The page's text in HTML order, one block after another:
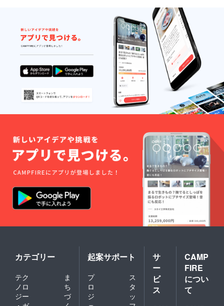
どうぞ応援
のほど、よ
ろしくお願
いいたしま
す。
届けさ
せてい
ただき
ます。
※希望日
などが
ありま
した
ら、備
考欄に
ご記入
をお願
いしま
す。
カテゴリー
テク
ノロ
ジー
ま
ち
づ
起案サポート
プ
ロ
ジ
ス
タ
ッ
サ
ー
ビ
ス
CAMP
FIRE
につい
て